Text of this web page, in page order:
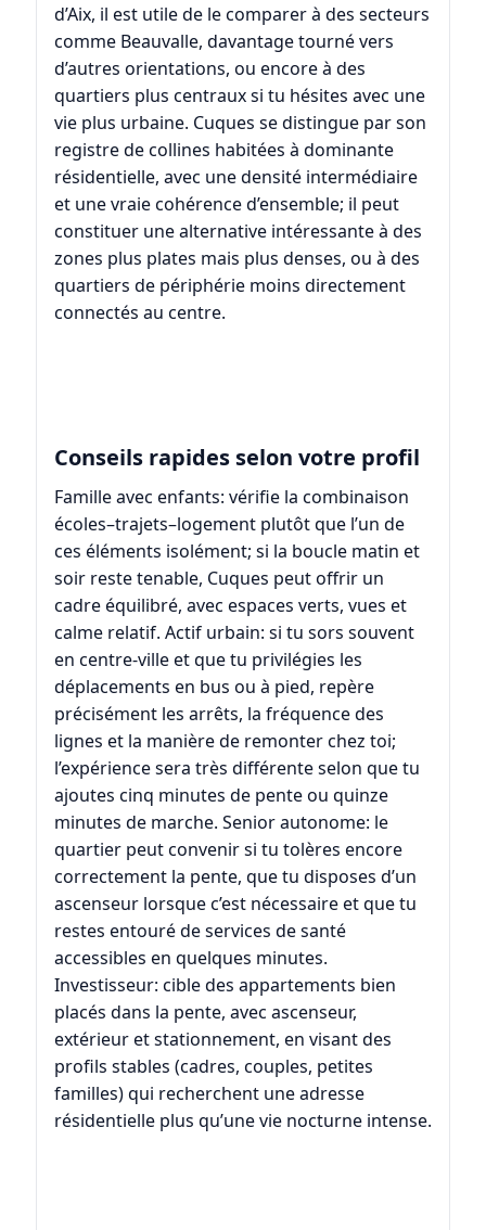
d’Aix, il est utile de le comparer à des secteurs
comme Beauvalle, davantage tourné vers
d’autres orientations, ou encore à des
quartiers plus centraux si tu hésites avec une
vie plus urbaine. Cuques se distingue par son
registre de collines habitées à dominante
résidentielle, avec une densité intermédiaire
et une vraie cohérence d’ensemble; il peut
constituer une alternative intéressante à des
zones plus plates mais plus denses, ou à des
quartiers de périphérie moins directement
connectés au centre.
Conseils rapides selon votre profil
Famille avec enfants: vérifie la combinaison
écoles–trajets–logement plutôt que l’un de
ces éléments isolément; si la boucle matin et
soir reste tenable, Cuques peut offrir un
cadre équilibré, avec espaces verts, vues et
calme relatif. Actif urbain: si tu sors souvent
en centre-ville et que tu privilégies les
déplacements en bus ou à pied, repère
précisément les arrêts, la fréquence des
lignes et la manière de remonter chez toi;
l’expérience sera très différente selon que tu
ajoutes cinq minutes de pente ou quinze
minutes de marche. Senior autonome: le
quartier peut convenir si tu tolères encore
correctement la pente, que tu disposes d’un
ascenseur lorsque c’est nécessaire et que tu
restes entouré de services de santé
accessibles en quelques minutes.
Investisseur: cible des appartements bien
placés dans la pente, avec ascenseur,
extérieur et stationnement, en visant des
profils stables (cadres, couples, petites
familles) qui recherchent une adresse
résidentielle plus qu’une vie nocturne intense.